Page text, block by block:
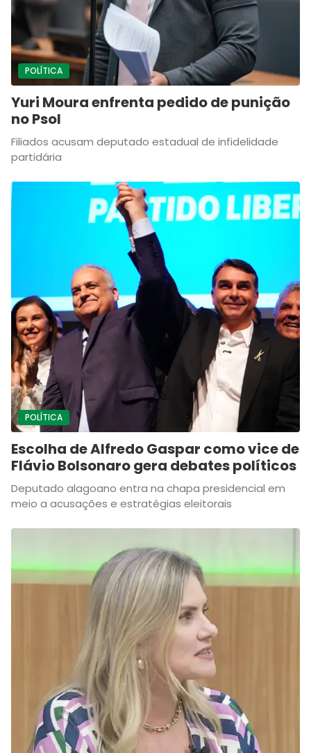
POLÍTICA
Yuri Moura enfrenta pedido de punição
no Psol
Filiados acusam deputado estadual de infidelidade
partidária
POLÍTICA
Escolha de Alfredo Gaspar como vice de
Flávio Bolsonaro gera debates políticos
Deputado alagoano entra na chapa presidencial em
meio a acusações e estratégias eleitorais